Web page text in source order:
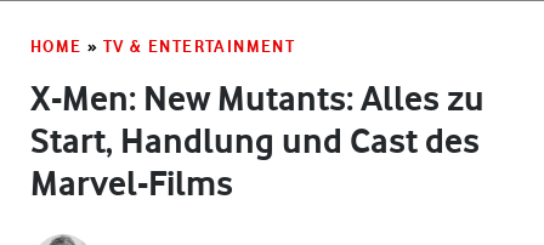
HOME » TV & ENTERTAINMENT
X-Men: New Mutants: Alles zu
Start, Handlung und Cast des
Marvel-Films